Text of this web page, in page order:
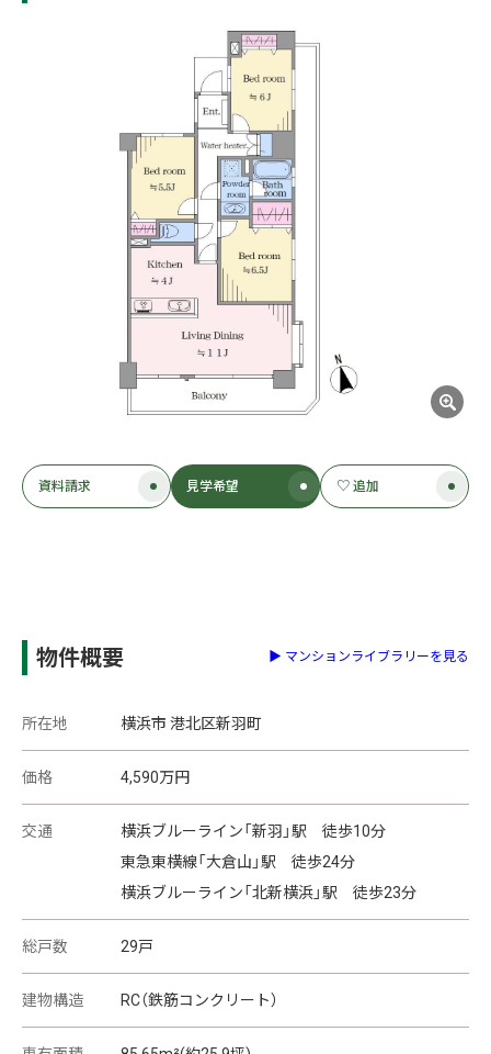
資料請求 見学希望 ♡ 追加
物件概要 ▶ マンションライブラリーを見る
所在地 横浜市 港北区新羽町
価格 4,590万円
交通
横浜ブルーライン「新羽」駅 徒歩10分
東急東横線「大倉山」駅 徒歩24分
横浜ブルーライン「北新横浜」駅 徒歩23分
総戸数 29戸
建物構造 RC（鉄筋コンクリート）